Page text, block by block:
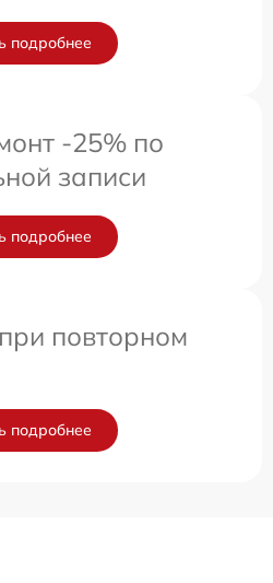
подробнее
-25% по
записи
подробнее
повторном
подробнее